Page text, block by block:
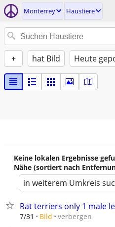
Monterrey Haustiere
+ hat Bild Heute
Keine lokalen Ergebnisse
Nähe (sortiert nach
in weiterem Umkreis
Rat terriers only 1 male
7/31 Bild verbergen